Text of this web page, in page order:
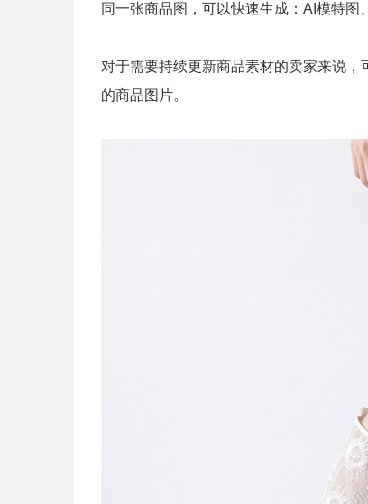
同一张商品图，可以快速生成：AI模特
对于需要持续更新商品素材的卖家来说
的商品图片。